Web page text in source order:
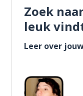
Zoek
leuk
Leer over